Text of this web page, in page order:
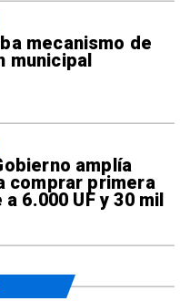
mecanismo de
municipal
amplía
comprar primera
6.000 UF y 30 mil